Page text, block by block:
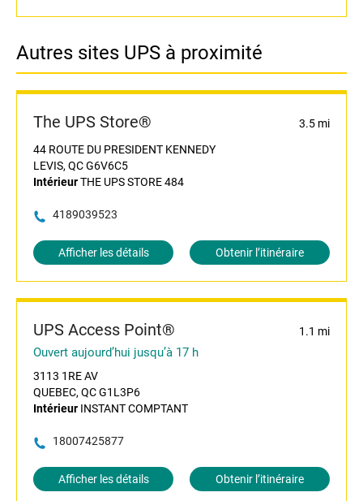
Autres sites UPS à proximité
The UPS Store®
3.5 mi
44 ROUTE DU PRESIDENT KENNEDY
LEVIS, QC G6V6C5
IntérieurTHE UPS STORE 484
4189039523
Afficher les détails Obtenir l’itinéraire
UPS Access Point® 1.1 mi
Ouvert aujourd’hui jusqu’à 17 h
3113 1RE AV
QUEBEC, QC G1L3P6
Intérieur INSTANT COMPTANT
18007425877
Afficher les détails Obtenir l’itinéraire